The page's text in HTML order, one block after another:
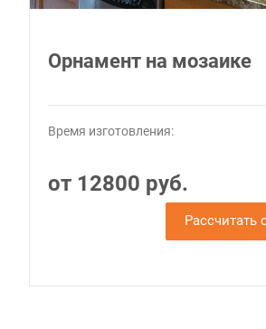
Орнамент на мозаике
Время изготовления:
от 12800 руб.
Рассчитать